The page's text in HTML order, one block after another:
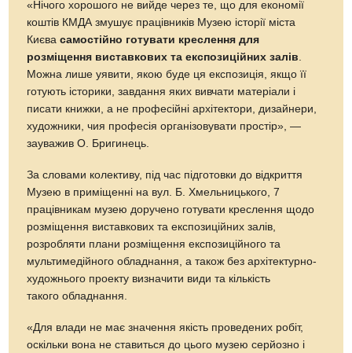
«Нічого хорошого не вийде через те, що для економії
коштів КМДА змушує працівників Музею історії міста
Києвасамостійно готувати креслення для
розміщення виставкових та експозиційних залів
Можна лише уявити, якою буде ця експозиція, якщо її
готують історики, завдання яких вивчати матеріали і
писати книжки, а не професійні архітектори, дизайнери,
художники, чия професія організовувати простір», —
зауважив О. Бригинець.
За словами колективу, під час підготовки до відкриття
Музею в приміщенні на вул. Б. Хмельницького, 7
працівникам музею доручено готувати креслення щодо
розміщення виставкових та експозиційних залів,
розробляти плани розміщення експозиційного та
мультимедійного обладнання, а також без архітектурно-
художнього проекту визначити види та кількість
такого обладнання.
«Для влади не має значення якість проведених робіт,
оскільки вона не ставиться до цього музею серйозно і